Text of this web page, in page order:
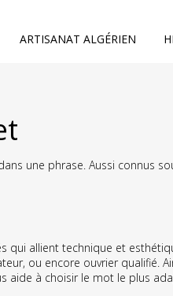
ARTISANAT ALGÉRIEN
une phrase. Aussi connus
qui allient technique et
ou encore ouvrier qualifié.
aide à choisir le mot le plus